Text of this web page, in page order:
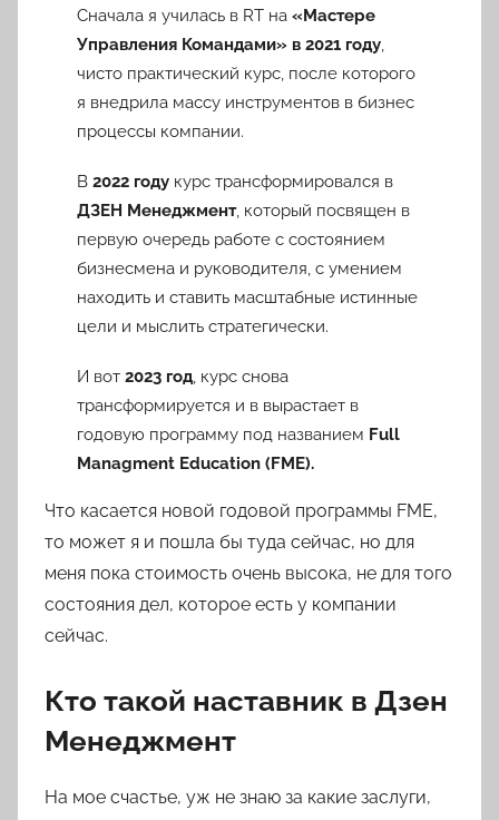
Сначала я училась в RT на «Мастере
Управления Командами» в 2021 году,
чисто практический курс, после которого
я внедрила массу инструментов в бизнес
процессы компании.
В2022 году курс трансформировался в
ДЗЕН Менеджмент, который посвящен в
первую очередь работе с состоянием
бизнесмена и руководителя, с умением
находить и ставить масштабные истинные
цели и мыслить стратегически.
И вот2023 год, курс снова
трансформируется и в вырастает в
годовую программу под названием Full
Managment Education (FME).
Что касается новой годовой программы FME,
то может я и пошла бы туда сейчас, но для
меня пока стоимость очень высока, не для того
состояния дел, которое есть у компании
сейчас.
Кто такой наставник в Дзен
Менеджмент
На мое счастье, уж не знаю за какие заслуги,